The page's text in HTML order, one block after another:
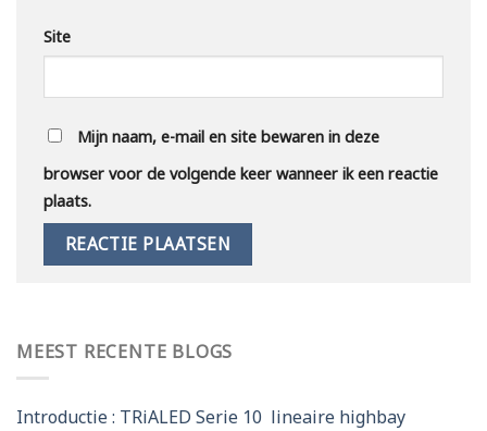
Site
Mijn naam, e-mail en site bewaren in deze
browser voor de volgende keer wanneer ik een reactie
plaats.
MEEST RECENTE BLOGS
Introductie : TRiALED Serie 10 lineaire highbay